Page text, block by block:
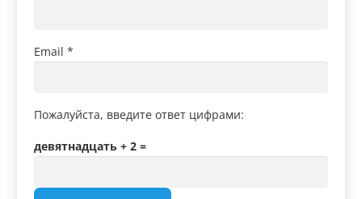
Email *
Пожалуйста, введите ответ цифрами:
девятнадцать + 2 =